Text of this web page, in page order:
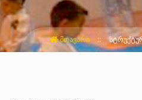
ᲛᲗᲐᲕᲐᲠᲘ